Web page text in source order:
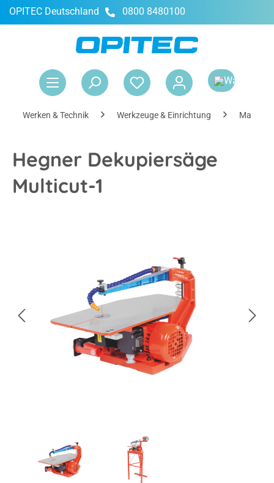
springen
OPITEC Deutschland 0800 8480100
Werken & Technik Werkzeuge & Einrichtung
Hegner Dekupiersäge
Multicut-1